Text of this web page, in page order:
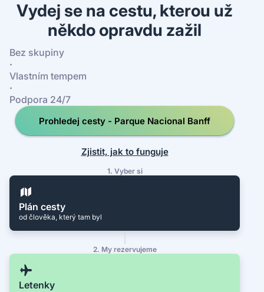
Vydej se na cestu, kterou už
někdo opravdu zažil
Bez skupiny
·
Vlastním tempem
·
Podpora 24/7
Prohledej cesty - Parque Nacional Banff
Zjistit, jak to funguje
1. Vyber si
Plán cesty
od člověka, který tam byl
2. My rezervujeme
Letenky